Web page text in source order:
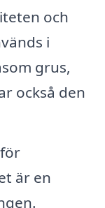
och
i
grus,
också den
är en